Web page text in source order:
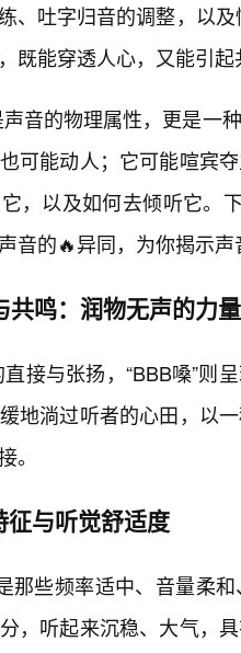
、吐字归音的调整，以
既能穿透人心，又能引起
声音的物理属性，更是一
可能动人；它可能喧宾
，以及如何去倾听它。
音的🔥异同，为你揭示声
鸣：润物无声的力量
直接与张扬，“BBB嗓”则
地淌过听者的心田，以
。
与听觉舒适度
那些频率适中、音量柔
，听起来沉稳、大气，